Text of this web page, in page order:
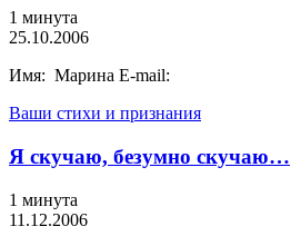
1 минута
25.10.2006
Имя: Марина E-mail:
Ваши стихи и признания
Я скучаю, безумно скучаю…
1 минута
11.12.2006